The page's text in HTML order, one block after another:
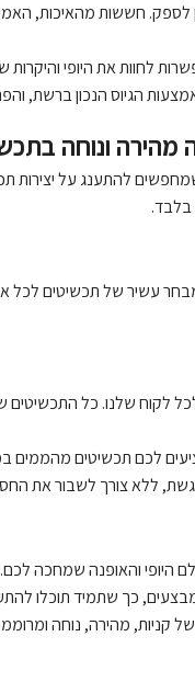
חששות מהאיכות,
לחוות את היופי
הגיוס הנכון ברשת,
מהירה ונוחה
להתענג על יצירות
בלבד.
עשיר של תכשיטים לכל
לקוח שלנו. כל התכשיטים
לכם תכשיטים מהממים
ללא צורך לשבור את
היופי והאופנה שמחכה
כך שתמיד תוכלו
מהירה, נוחה